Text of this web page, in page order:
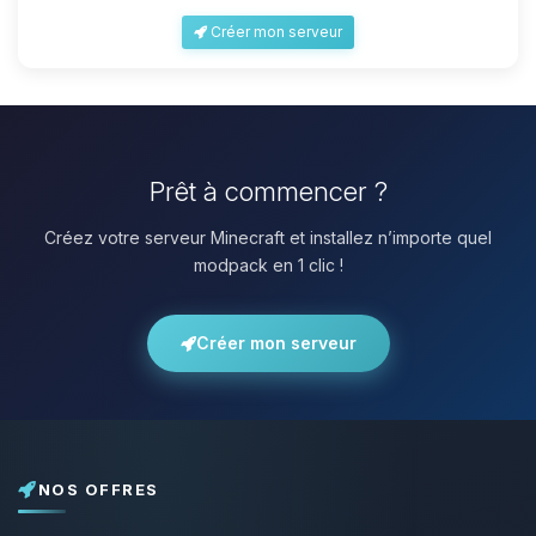
Créer mon serveur
Prêt à commencer ?
Créez votre serveur Minecraft et installez n’importe quel
modpack en 1 clic !
Créer mon serveur
NOS OFFRES